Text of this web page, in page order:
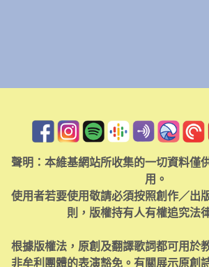
聲明：本維基網站所收集的一切資料僅
用。
使用者若要使用敬請必須按照創作／出
則，版權持有人有權追究法
根據版權法，原創及翻譯歌詞都可用於
非牟利團體的表演豁免。有關展示原創